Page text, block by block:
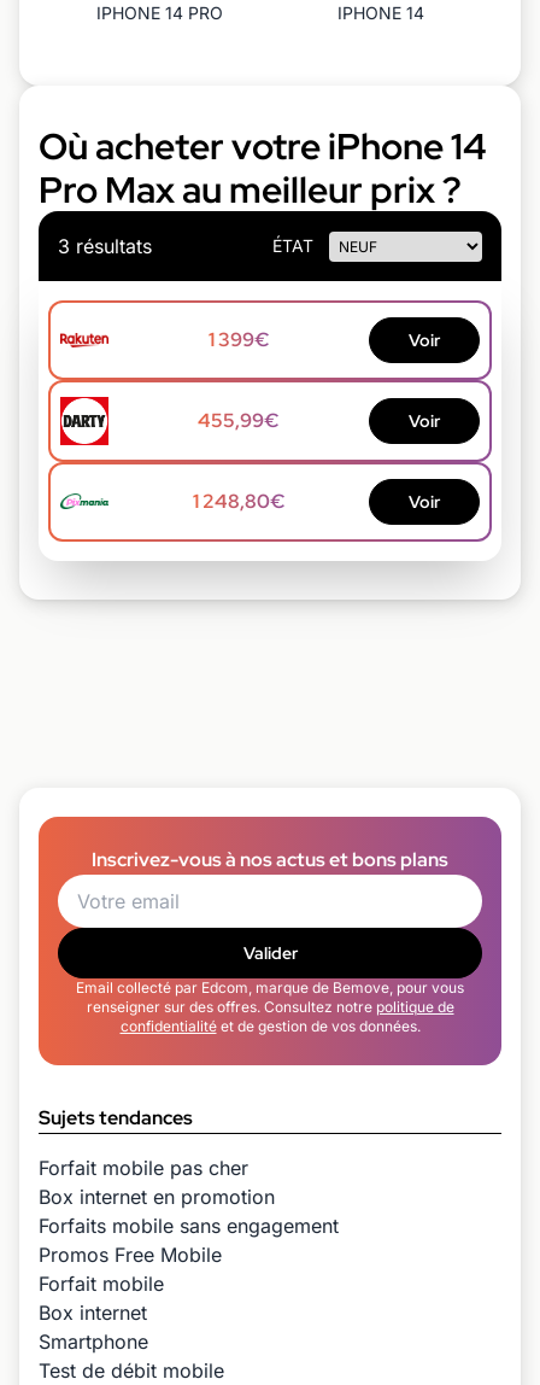
IPHONE 14 PRO IPHONE 14
Où acheter votre iPhone 14
Pro Max au meilleur prix ?
3 résultats ÉTAT
1 399€ Voir
455,99€ Voir
1 248,80€ Voir
Inscrivez-vous à nos actus et bons plans
Valider
Email collecté par Edcom, marque de Bemove, pour vous
renseigner sur des offres. Consultez notre politique de
confidentialitéet de gestion de vos données.
Sujets tendances
Forfait mobile pas cher
Box internet en promotion
Forfaits mobile sans engagement
Promos Free Mobile
Forfait mobile
Box internet
Smartphone
Test de débit mobile